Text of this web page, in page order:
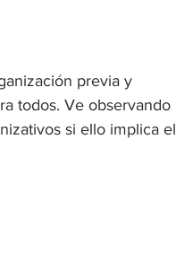
previa y
todos. Ve observando
si ello implica el